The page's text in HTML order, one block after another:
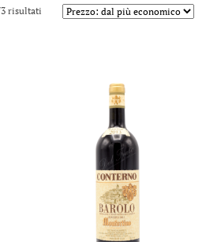
risultati